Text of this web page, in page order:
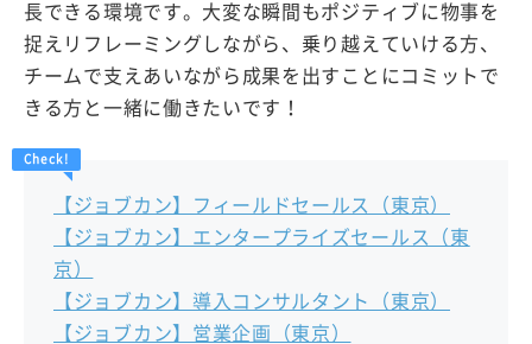
長できる環境です。大変な瞬間もポジティブに物事を
捉えリフレーミングしながら、乗り越えていける方、
チームで支えあいながら成果を出すことにコミットで
きる方と一緒に働きたいです！
【ジョブカン】フィールドセールス（東京）
【ジョブカン】エンタープライズセールス（東
京）
【ジョブカン】導入コンサルタント（東京）
【ジョブカン】営業企画（東京）